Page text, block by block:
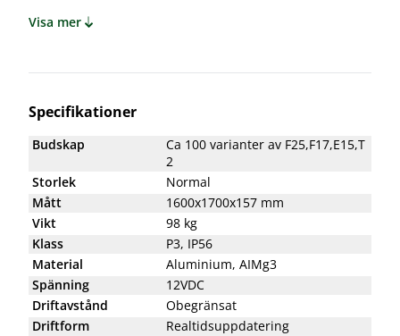
driftsändringar utan att behöva åka ut på plats.
Visa mer
Specifikationer
Budskap
Ca 100 varianter av F25,F17,E15,T
2
Storlek
Normal
Mått
1600x1700x157 mm
Vikt
98 kg
Klass
P3, IP56
Material
Aluminium, AIMg3
Spänning
12VDC
Driftavstånd
Obegränsat
Driftform
Realtidsuppdatering